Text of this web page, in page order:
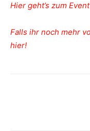
Hier geht’s zum
Falls ihr noch mehr
hier!